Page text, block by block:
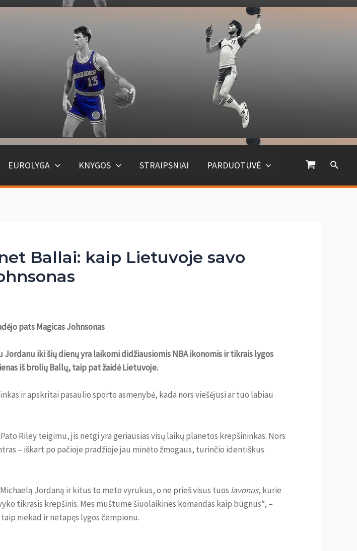
EUROLYGA KNYGOS STRAIPSNIAI PARDUOTUVĖ
Ballai: kaip Lietuvoje savo
pats Magicas Johnsonas
iki šių dienų yra laikomi didžiausiomis NBA ikonomis ir tikrais lygos
iš brolių Ballų, taip pat žaidė Lietuvoje.
ir apskritai pasaulio sporto asmenybė, kada nors viešėjusi ar tuo labiau
Riley teigimu, jis netgi yra geriausias visų laikų planetos krepšininkas. Nors
– iškart po pačioje pradžioje jau minėto žmogaus, turinčio identiškus
Jordaną ir kitus to meto vyrukus, o ne prieš visus tuos lavonus, kurie
tikrasis krepšinis. Mes muštume šiuolaikines komandas kaip būgnus“, –
taip niekad ir netapęs lygos čempionu.